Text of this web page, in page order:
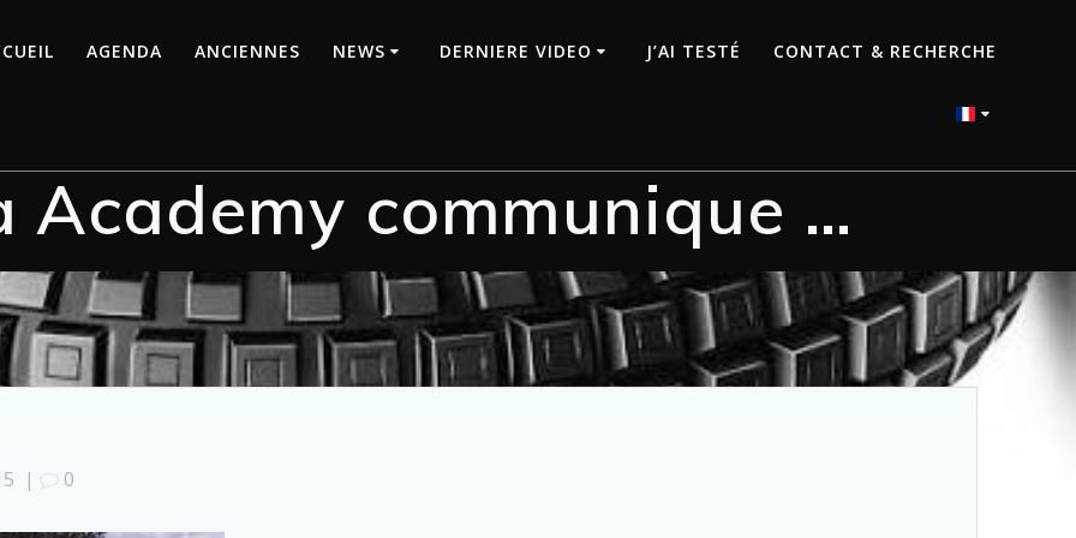
AGENDA ANCIENNES NEWS DERNIERE VIDEO J’AI TESTÉ CONTACT & RECHERCHE
Academy communique …
| 0